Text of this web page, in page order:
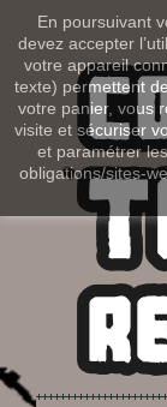
En poursuivant
devez accepter
votre appareil
texte) permettent
votre panier, vous
visite et sécuriser
et paramétrer
obligations/sites-